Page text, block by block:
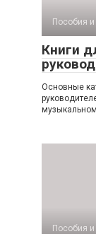
Пособия
Книги
Основные
Пособия